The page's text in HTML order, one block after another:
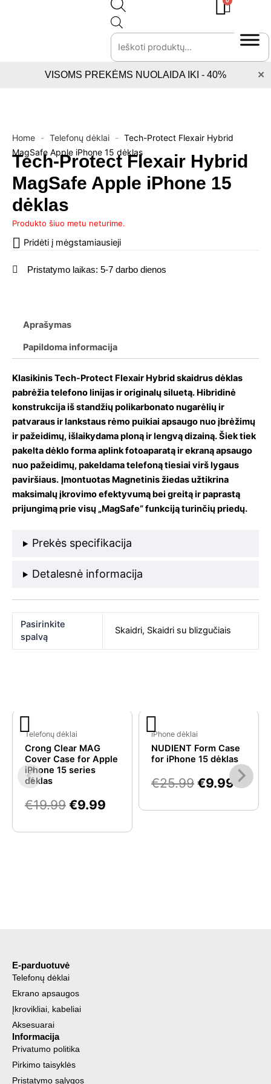
Products
Cart
VISOMS PREKĖMS NUOLAIDA IKI - 40% ×
Home - Telefonų dėklai - Tech-Protect Flexair Hybrid
MagSafe Apple iPhone 15 dėklas
Tech-Protect Flexair Hybrid
MagSafe Apple iPhone 15
dėklas
Produkto šiuo metu neturime.
Pridėti į mėgstamiausieji
Pristatymo laikas: 5-7 darbo dienos
Aprašymas
Papildoma informacija
Klasikinis Tech-Protect Flexair Hybrid skaidrus dėklas
pabrėžia telefono linijas ir originalų siluetą. Hibridinė
konstrukcija iš standžių polikarbonato nugarėlių ir
patvaraus ir lankstaus rėmo puikiai apsaugo nuo įbrėžimų
ir pažeidimų, išlaikydama ploną ir lengvą dizainą. Šiek tiek
pakelta dėklo forma aplink fotoaparatą ir ekraną apsaugo
nuo pažeidimų, pakeldama telefoną tiesiai virš lygaus
paviršiaus. Įmontuotas Magnetinis žiedas užtikrina
maksimalų įkrovimo efektyvumą bei greitą ir paprastą
prijungimą prie visų „MagSafe“ funkciją turinčių priedų.
Prekės specifikacija
Detalesnė informacija
Pasirinkite
spalvą
Skaidri, Skaidri su blizgučiais
Panašios prekės
Telefonų dėklai
Crong Clear MAG
Cover Case for Apple
iPhone 15 series
dėklas
€19.99
price
was:
€19.99.
€9.99
Current
€9.99.
iPhone dėklai
NUDIENT Form Case
for iPhone 15 dėklas
€25.99
price
was:
€25.99.
€9.99
is:
E-parduotuvė
Telefonų dėklai
Ekrano apsaugos
Įkrovikliai, kabeliai
Aksesuarai
Informacija
Privatumo politika
Pirkimo taisyklės
Pristatymo sąlygos